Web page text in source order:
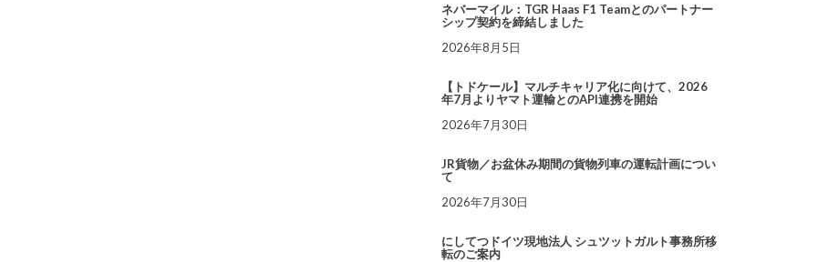
ネバーマイル：TGR Haas F1 Teamとのパートナー
シップ契約を締結しました
2026年8月5日
【トドケール】マルチキャリア化に向けて、2026
年7月よりヤマト運輸とのAPI連携を開始
2026年7月30日
JR貨物／お盆休み期間の貨物列車の運転計画につい
て
2026年7月30日
にしてつドイツ現地法人 シュツットガルト事務所移
転のご案内